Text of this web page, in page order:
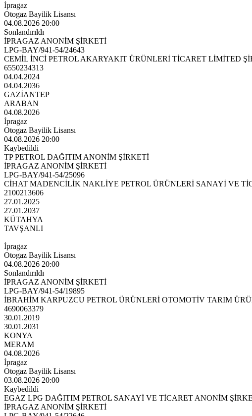
İpragaz
Otogaz Bayilik Lisansı
04.08.2026 20:00
Sonlandırıldı
İPRAGAZ ANONİM ŞİRKETİ
LPG-BAY/941-54/24643
CEMİL İNCİ PETROL AKARYAKIT ÜRÜNLERİ TİCARET LİMİTED
6550234313
04.04.2024
04.04.2036
GAZİANTEP
ARABAN
04.08.2026
İpragaz
Otogaz Bayilik Lisansı
04.08.2026 20:00
Kaybedildi
TP PETROL DAĞITIM ANONİM ŞİRKETİ
İPRAGAZ ANONİM ŞİRKETİ
LPG-BAY/941-54/25096
CİHAT MADENCİLİK NAKLİYE PETROL ÜRÜNLERİ SANAYİ VE
2100213606
27.01.2025
27.01.2037
KÜTAHYA
TAVŞANLI
İpragaz
Otogaz Bayilik Lisansı
04.08.2026 20:00
Sonlandırıldı
İPRAGAZ ANONİM ŞİRKETİ
LPG-BAY/941-54/19895
İBRAHİM KARPUZCU PETROL ÜRÜNLERİ OTOMOTİV TARIM
4690063379
30.01.2019
30.01.2031
KONYA
MERAM
04.08.2026
İpragaz
Otogaz Bayilik Lisansı
03.08.2026 20:00
Kaybedildi
EGAZ LPG DAĞITIM PETROL SANAYİ VE TİCARET ANONİM
İPRAGAZ ANONİM ŞİRKETİ